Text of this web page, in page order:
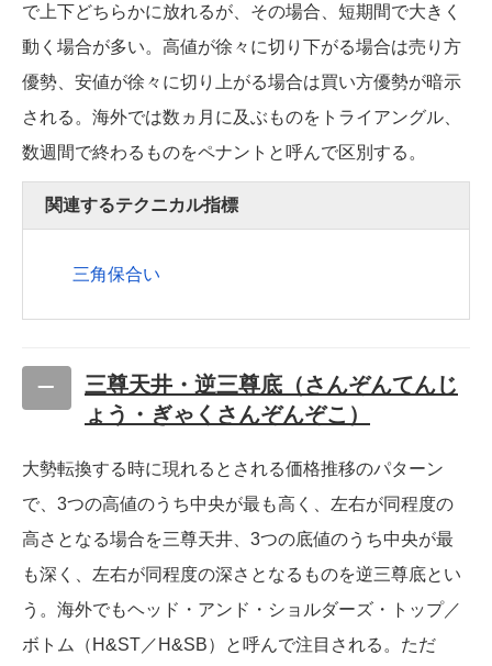
で上下どちらかに放れるが、その場合、短期間で大きく
動く場合が多い。高値が徐々に切り下がる場合は売り方
優勢、安値が徐々に切り上がる場合は買い方優勢が暗示
される。海外では数ヵ月に及ぶものをトライアングル、
数週間で終わるものをペナントと呼んで区別する。
関連するテクニカル指標
三角保合い
三尊天井・逆三尊底（さんぞんてんじ
ょう・ぎゃくさんぞんぞこ）
大勢転換する時に現れるとされる価格推移のパターン
で、3つの高値のうち中央が最も高く、左右が同程度の
高さとなる場合を三尊天井、3つの底値のうち中央が最
も深く、左右が同程度の深さとなるものを逆三尊底とい
う。海外でもヘッド・アンド・ショルダーズ・トップ／
ボトム（H&ST／H&SB）と呼んで注目される。ただ